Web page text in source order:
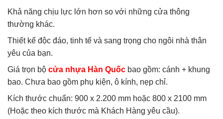
Khả năng chịu lực lớn hơn so với những cửa thông
thường khác.
Thiết kế độc đáo, tinh tế và sang trọng cho ngôi nhà thân
yêu của bạn.
Giá trọn bộ cửa nhựa Hàn Quốc bao gồm: cánh + khung
bao. Chưa bao gồm phụ kiện, ô kính, nẹp chỉ.
Kích thước chuẩn: 900 x 2.200 mm hoặc 800 x 2100 mm
(Hoặc theo kích thước mà Khách Hàng yêu cầu).